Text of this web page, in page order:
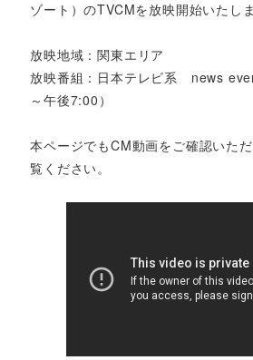
ゾート）のTVCMを放映開始いたしま
放映地域：関東エリア
放映番組：日本テレビ系 news
～午後7:00）
本ページでもCM動画をご確認いた
覧ください。